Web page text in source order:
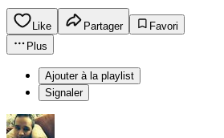
Like Partager
Favori
Plus
Ajouter à la playlist
Signaler